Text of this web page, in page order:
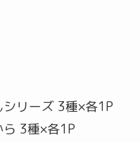
シリーズ 3種×各1P
ら 3種×各1P